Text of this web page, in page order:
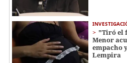
"Tiró el
Menor
empacho
Lempira